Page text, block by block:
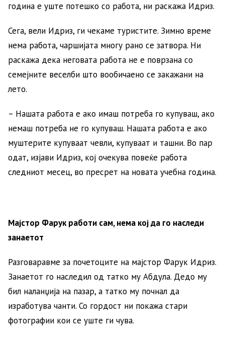
година е уште потешко со работа, ни раскажа Идриз.
Сега, вели Идриз, ги чекаме туристите. Зимно време
нема работа, чаршијата многу рано се затвора. Ни
раскажа дека неговата работа не е поврзана со
семејните веселби што вообичаено се закажани на
лето.
– Нашата работа е ако имаш потреба го купуваш, ако
немаш потреба не го купуваш. Нашата работа е ако
муштерите купуваат чевли, купуваат и ташни. Во пар
одат, изјави Идриз, кој очекува повеќе работа
следниот месец, во пресрет на новата учебна година.
Мајстор Фарук работи сам, нема кој да го наследи
занаетот
Разговаравме за почетоците на мајстор Фарук Идриз.
Занаетот го наследил од татко му Абдула. Дедо му
бил наланџија на пазар, а татко му почнал да
изработува чанти. Со гордост ни покажа стари
фотографии кои се уште ги чува.